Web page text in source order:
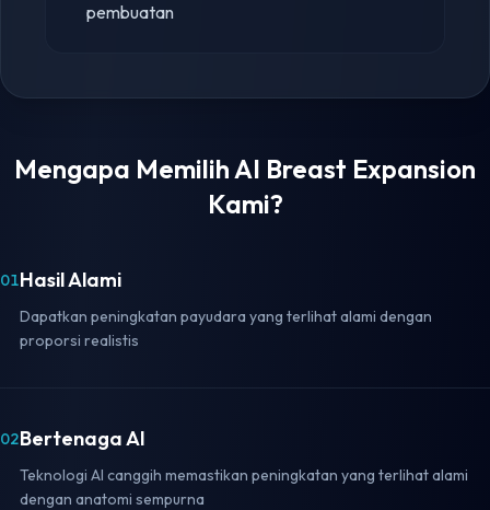
pembuatan
Mengapa Memilih AI Breast Expansion
Kami?
01Hasil Alami
Dapatkan peningkatan payudara yang terlihat alami dengan
proporsi realistis
02Bertenaga AI
Teknologi AI canggih memastikan peningkatan yang terlihat alami
dengan anatomi sempurna